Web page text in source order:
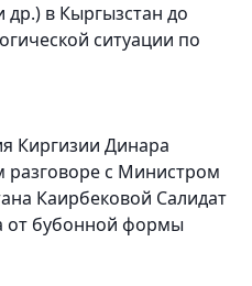
др.) в Кыргызстан до
ситуации по
Киргизии Динара
разговоре с Министром
Каирбековой Салидат
от бубонной формы